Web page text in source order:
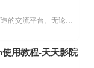
米坛社区是专为钟表爱好者打造的交流平台。无论你是初涉钟表领域的普通爱好者，还是拥有多年收藏经验的资深玩家，都能在此找到属于自己的天地。 无需注册，就能轻松参与其中。通过专业的讨论论坛与丰富的交互功能，你可与世界各地的钟表爱好者畅快交流。若你钟情于钟表，米坛社区无疑是值得一试的理想之选。在这里，你能获取最新的手表资讯，交流见解，提升鉴赏品味，让每一块手表都成为收藏故事中重要的一部分。感兴趣的朋友，不要错过下载机会。...
用教程-天天影院